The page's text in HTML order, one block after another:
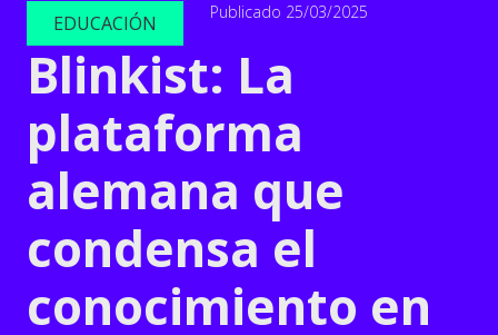
EDUCACIÓN Publicado 25/03/2025
Blinkist: La
plataforma
alemana que
condensa el
conocimiento en